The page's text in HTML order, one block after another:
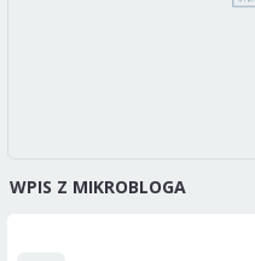
WPIS Z MIKROBLOGA